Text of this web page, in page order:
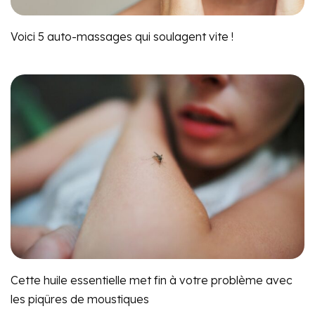
Voici 5 auto-massages qui soulagent vite !
Cette huile essentielle met fin à votre problème avec
les piqûres de moustiques